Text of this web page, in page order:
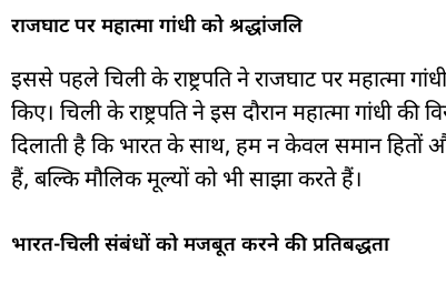
राजघाट पर महात्मा गांधी को श्रद्धांजलि
इससे पहले चिली के राष्ट्रपति ने राजघाट पर महात्मा
किए। चिली के राष्ट्रपति ने इस दौरान महात्मा गांधी
दिलाती है कि भारत के साथ, हम न केवल समान
हैं, बल्कि मौलिक मूल्यों को भी साझा करते हैं।
भारत-चिली संबंधों को मजबूत करने की प्रतिबद्धता